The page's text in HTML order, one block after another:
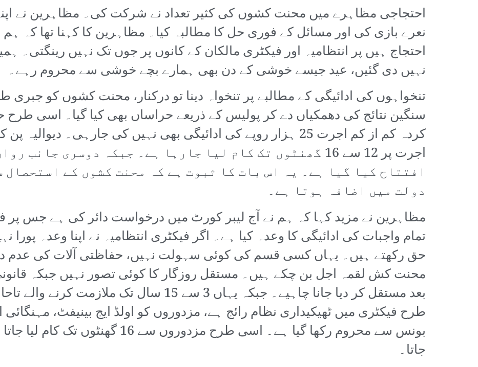
احتجاجی مظاہرے میں محنت کشوں کی کثیر تعداد نے شرکت کی۔ مظاہرین نے
نعرے بازی کی اور مسائل کے فوری حل کا مطالبہ کیا۔ مظاہرین کا کہنا تھا کہ
احتجاج ہیں پر انتظامیہ اور فیکٹری مالکان کے کانوں پر جوں تک نہیں رینگتی۔
نہیں دی گئیں، عید جیسے خوشی کے دن بھی ہمارے بچے خوشی سے محروم رہے۔
تنخواہوں کی ادائیگی کے مطالبے پر تنخواہ دینا تو درکنار، محنت کشوں کو جبری
سنگین نتائج کی دھمکیاں دے کر پولیس کے ذریعے حراساں بھی کیا گیا۔ اسی
کردہ کم از کم اجرت 25 ہزار روپے کی ادائیگی بھی نہیں کی جارہی۔
اجرت پر 12 سے 16 گھنٹوں تک کام لیا جارہا ہے۔ جبکہ دوسری
افتتاح کیا گیا ہے۔ یہ اس بات کا ثبوت ہے کہ محنت کشوں کے
دولت میں اضافہ ہوتا ہے۔
مظاہرین نے مزید کہا کہ ہم نے آج لیبر کورٹ میں درخواست دائر کی ہے جس پر
تمام واجبات کی ادائیگی کا وعدہ کیا ہے۔ اگر فیکٹری انتظامیہ نے اپنا وعدہ پورا
حق رکھتے ہیں۔ یہاں کسی قسم کی کوئی سہولت نہیں، حفاظتی آلات کی عدم
بعد مستقل کر دیا جانا چاہیے۔ جبکہ یہاں 3 سے 15
طرح فیکٹری میں ٹھیکیداری نظام رائج ہے، مزدوروں کو اولڈ ایج بینیفٹ، مہنگائی
بونس سے محروم رکھا گیا ہے۔ اسی طرح
جاتا۔